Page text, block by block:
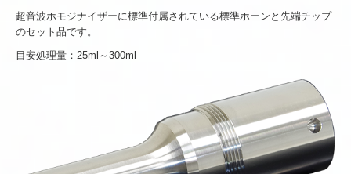
超音波ホモジナイザーに標準付属されている標準ホーンと先端チップ
のセット品です。
目安処理量：25ml～300ml